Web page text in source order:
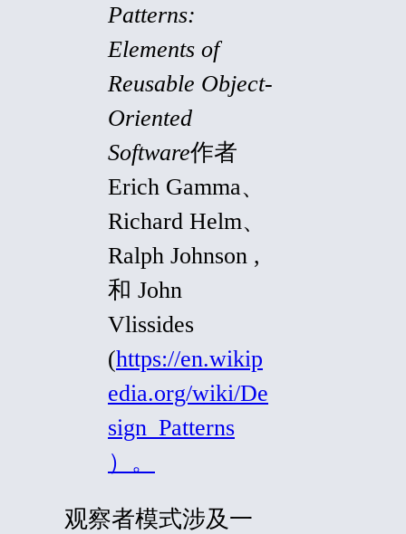
Patterns:
Elements of
Reusable Object-
Oriented
Software作者
Erich Gamma、
Richard Helm、
Ralph Johnson ,
和 John
Vlissides
(https://en.wikip
edia.org/wiki/De
sign_Patterns
）。
观察者模式涉及一